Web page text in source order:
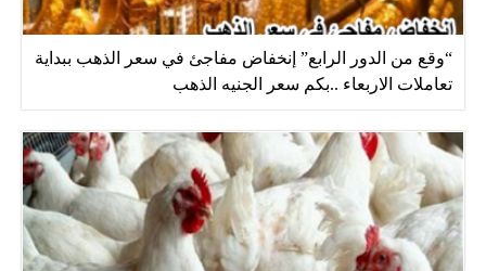
“وقع من الدور الرابع” إنخفاض مفاجئ في سعر الذهب ببداية
تعاملات الاربعاء ..بكم سعر الجنيه الذهب